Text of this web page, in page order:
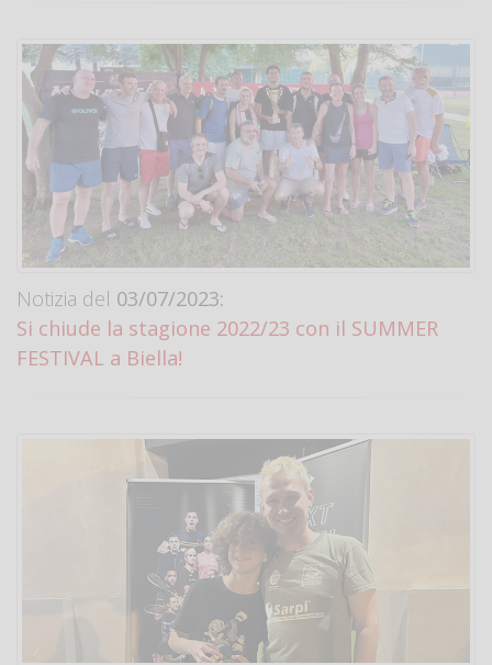
Notizia del 03/07/2023:
Si chiude la stagione 2022/23 con il SUMMER
FESTIVAL a Biella!